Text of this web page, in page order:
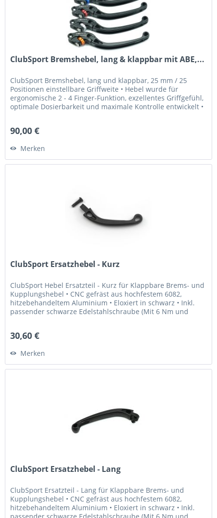
ClubSport Bremshebel, lang & klappbar mit ABE,...
ClubSport Bremshebel, lang und klappbar, 25 mm / 25
Positionen einstellbare Griffweite • Hebel wurde für
ergonomische 2 - 4 Finger-Funktion, exzellentes Griffgefühl,
optimale Dosierbarkeit und maximale Kontrolle entwickelt •
90,00 €
Merken
ClubSport Ersatzhebel - Kurz
ClubSport Hebel Ersatzteil - Kurz für Klappbare Brems- und
Kupplungshebel • CNC gefräst aus hochfestem 6082,
hitzebehandeltem Aluminium • Eloxiert in schwarz • Inkl.
passender schwarze Edelstahlschraube (Mit 6 Nm und
30,60 €
Merken
ClubSport Ersatzhebel - Lang
ClubSport Ersatzteil - Lang für Klappbare Brems- und
Kupplungshebel • CNC gefräst aus hochfestem 6082,
hitzebehandeltem Aluminium • Eloxiert in schwarz • Inkl.